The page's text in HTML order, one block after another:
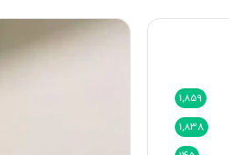
1,859
1,838